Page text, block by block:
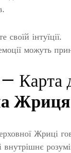
своїй інтуїції.
можуть
Карта
Жриця
Жриці
внутрішнє